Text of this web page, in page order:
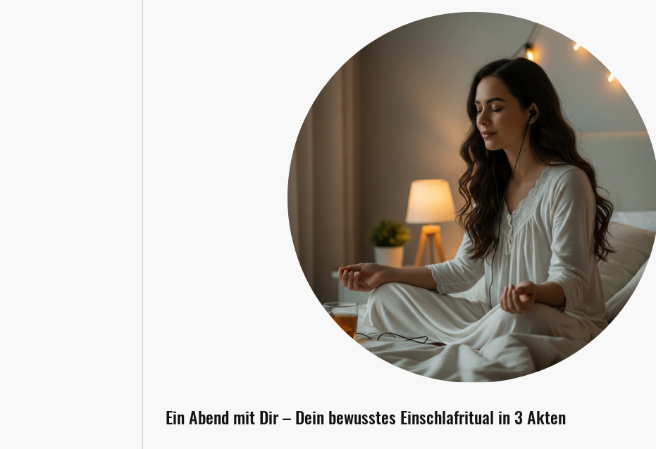
Ein Abend mit Dir – Dein bewusstes Einschlafritual in 3 Akten